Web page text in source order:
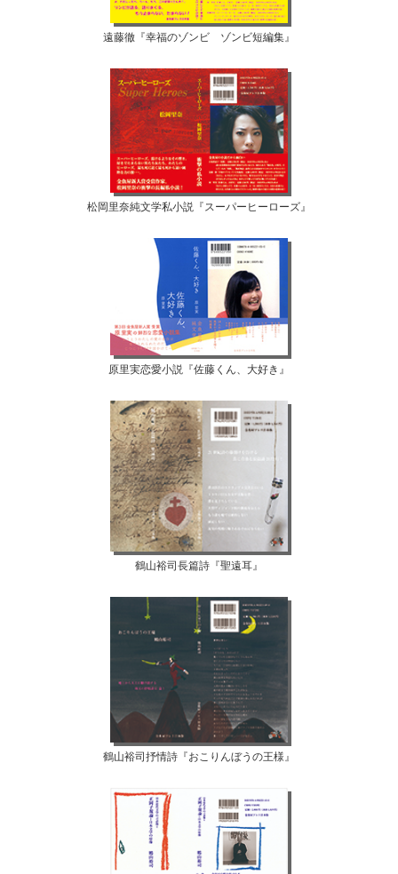
遠藤徹『幸福のゾンビ ゾンビ短編集』
松岡里奈純文学私小説『スーパーヒーローズ』
原里実恋愛小説『佐藤くん、大好き』
鶴山裕司長篇詩『聖遠耳』
鶴山裕司抒情詩『おこりんぼうの王様』